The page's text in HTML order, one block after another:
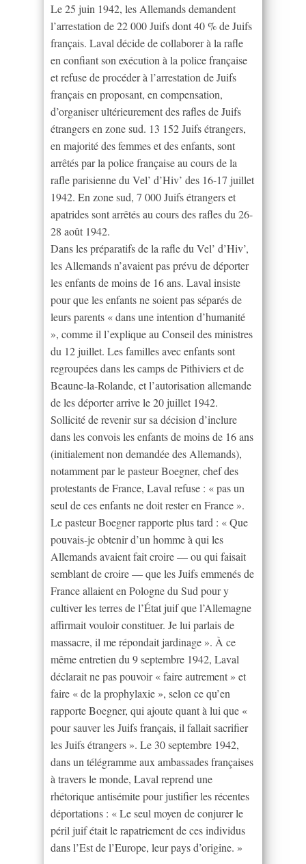
Le 25 juin 1942, les Allemands demandent
l’arrestation de 22 000 Juifs dont 40 % de Juifs
français. Laval décide de collaborer à la rafle
en confiant son exécution à la police française
et refuse de procéder à l’arrestation de Juifs
français en proposant, en compensation,
d’organiser ultérieurement des rafles de Juifs
étrangers en zone sud. 13 152 Juifs étrangers,
en majorité des femmes et des enfants, sont
arrêtés par la police française au cours de la
rafle parisienne du Vel’ d’Hiv’ des 16-17 juillet
1942. En zone sud, 7 000 Juifs étrangers et
apatrides sont arrêtés au cours des rafles du 26-
28 août 1942.
Dans les préparatifs de la rafle du Vel’ d’Hiv’,
les Allemands n’avaient pas prévu de déporter
les enfants de moins de 16 ans. Laval insiste
pour que les enfants ne soient pas séparés de
leurs parents « dans une intention d’humanité
», comme il l’explique au Conseil des ministres
du 12 juillet. Les familles avec enfants sont
regroupées dans les camps de Pithiviers et de
Beaune-la-Rolande, et l’autorisation allemande
de les déporter arrive le 20 juillet 1942.
Sollicité de revenir sur sa décision d’inclure
dans les convois les enfants de moins de 16 ans
(initialement non demandée des Allemands),
notamment par le pasteur Boegner, chef des
protestants de France, Laval refuse : « pas un
seul de ces enfants ne doit rester en France ».
Le pasteur Boegner rapporte plus tard : « Que
pouvais-je obtenir d’un homme à qui les
Allemands avaient fait croire — ou qui faisait
semblant de croire — que les Juifs emmenés de
France allaient en Pologne du Sud pour y
cultiver les terres de l’État juif que l’Allemagne
affirmait vouloir constituer. Je lui parlais de
massacre, il me répondait jardinage ». À ce
même entretien du 9 septembre 1942, Laval
déclarait ne pas pouvoir « faire autrement » et
faire « de la prophylaxie », selon ce qu’en
rapporte Boegner, qui ajoute quant à lui que «
pour sauver les Juifs français, il fallait sacrifier
les Juifs étrangers ». Le 30 septembre 1942,
dans un télégramme aux ambassades françaises
à travers le monde, Laval reprend une
rhétorique antisémite pour justifier les récentes
déportations : « Le seul moyen de conjurer le
péril juif était le rapatriement de ces individus
dans l’Est de l’Europe, leur pays d’origine. »